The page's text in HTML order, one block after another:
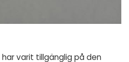
har varit tillgänglig på den